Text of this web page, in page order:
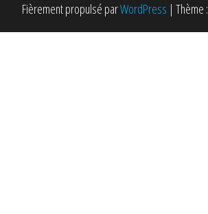
Fièrement propulsé parWordPress | Thème :